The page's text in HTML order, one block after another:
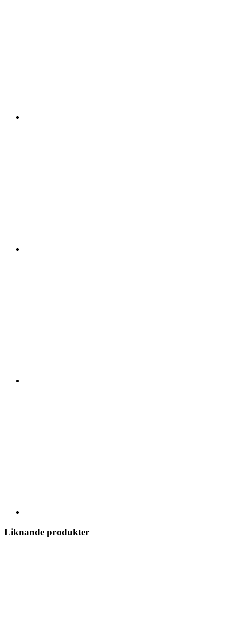
Liknande produkter